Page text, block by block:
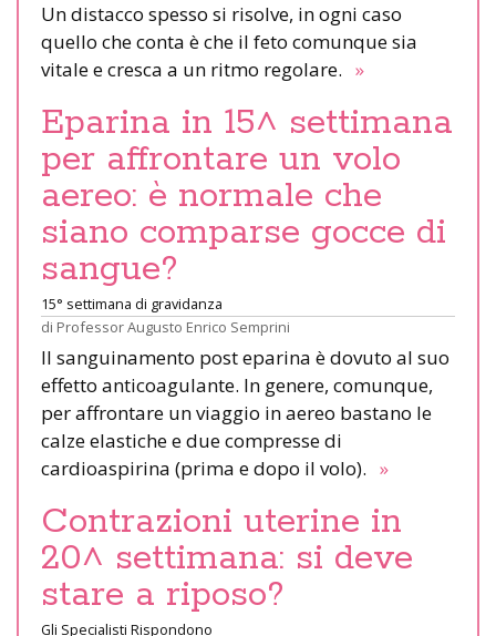
Un distacco spesso si risolve, in ogni caso
quello che conta è che il feto comunque sia
vitale e cresca a un ritmo regolare. »
Eparina in 15^ settimana
per affrontare un volo
aereo: è normale che
siano comparse gocce di
sangue?
15° settimana di gravidanza
di Professor Augusto Enrico Semprini
Il sanguinamento post eparina è dovuto al suo
effetto anticoagulante. In genere, comunque,
per affrontare un viaggio in aereo bastano le
calze elastiche e due compresse di
cardioaspirina (prima e dopo il volo). »
Contrazioni uterine in
20^ settimana: si deve
stare a riposo?
Gli Specialisti Rispondono